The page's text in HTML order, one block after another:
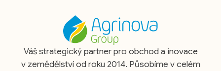
Váš strategický partner pro obchod a inovace
v zemědělství od roku 2014. Působíme v celém